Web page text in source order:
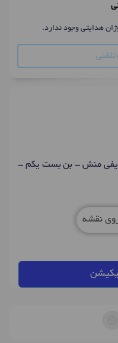
هدایتی وجود ندارد.
شریفی منش - بن بست یکم -
نقشه